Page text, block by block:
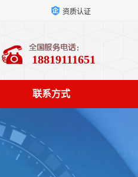
资质认证
18819111651
联系方式